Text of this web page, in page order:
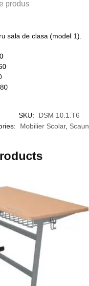
produs
sala de clasa (model 1).
SKU:
DSM 10.1.T6
Mobilier Scolar,